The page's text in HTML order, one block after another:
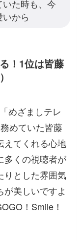
た時も、今
から
！1位は皆藤
めざましテレ
めていた皆藤
えてくれる心地
多くの視聴者が
りとした雰囲気
美しいですよ
！Smile！